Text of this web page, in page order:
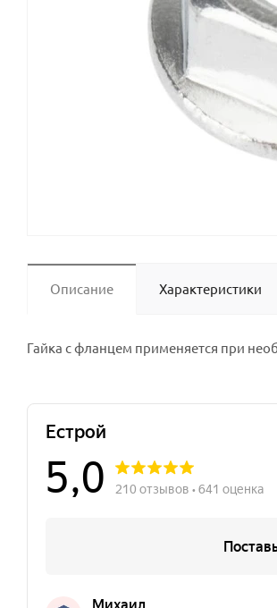
Описание Характеристики
Гайка с фланцем применяется при